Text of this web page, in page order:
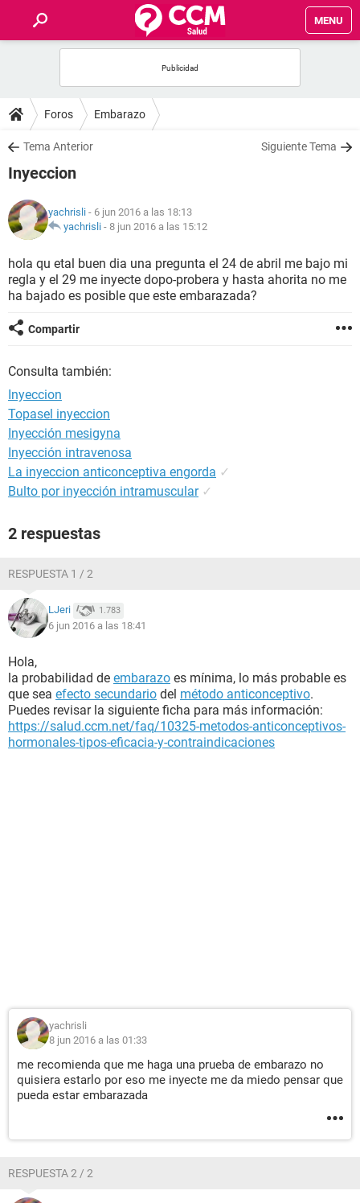
MENU
FOROS
SALUD
FAMILIA
NUTRICIÓN
BIENESTAR
Foros Embarazo
Tema Anterior Siguiente Tema
Inyeccion
yachrisli - 6 jun 2016 a las 18:13
yachrisli - 8 jun 2016 a las 15:12
hola qu etal buen dia una pregunta el 24 de abril me bajo mi
regla y el 29 me inyecte dopo-probera y hasta ahorita no me
ha bajado es posible que este embarazada?
Compartir
Consulta también:
Inyeccion
Topasel inyeccion
Inyección mesigyna
Inyección intravenosa
La inyeccion anticonceptiva engorda ✓
Bulto por inyección intramuscular ✓
2 respuestas
RESPUESTA 1 / 2
LJeri 1.783
6 jun 2016 a las 18:41
Hola,
la probabilidad de embarazo es mínima, lo más probable es
que sea efecto secundario del método anticonceptivo.
Puedes revisar la siguiente ficha para más información:
https://salud.ccm.net/faq/10325-metodos-anticonceptivos-
hormonales-tipos-eficacia-y-contraindicaciones
yachrisli
8 jun 2016 a las 01:33
me recomienda que me haga una prueba de embarazo no
quisiera estarlo por eso me inyecte me da miedo pensar que
pueda estar embarazada
RESPUESTA 2 / 2